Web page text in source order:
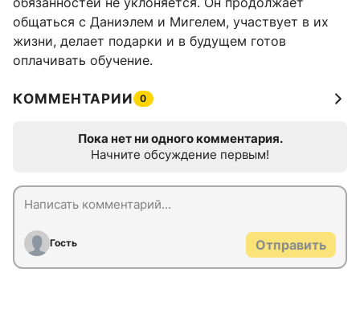
общаться с Даниэлем и Мигелем, участвует в их
жизни, делает подарки и в будущем готов
оплачивать обучение.
КОММЕНТАРИИ 0
Пока нет ни одного комментария.
Начните обсуждение первым!
Гость Отправить